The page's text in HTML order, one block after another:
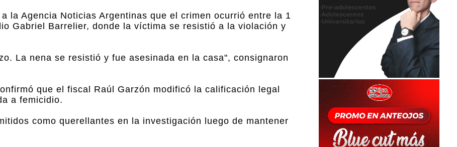
la Agencia Noticias Argentinas que el crimen ocurrió entre la 1
Gabriel Barrelier, donde la víctima se resistió a la violación y
La nena se resistió y fue asesinada en la casa", consignaron
que el fiscal Raúl Garzón modificó la calificación legal
a femicidio.
como querellantes en la investigación luego de mantener